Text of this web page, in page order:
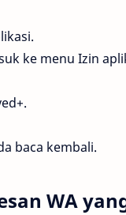
ke menu Izin
baca kembali.
WA